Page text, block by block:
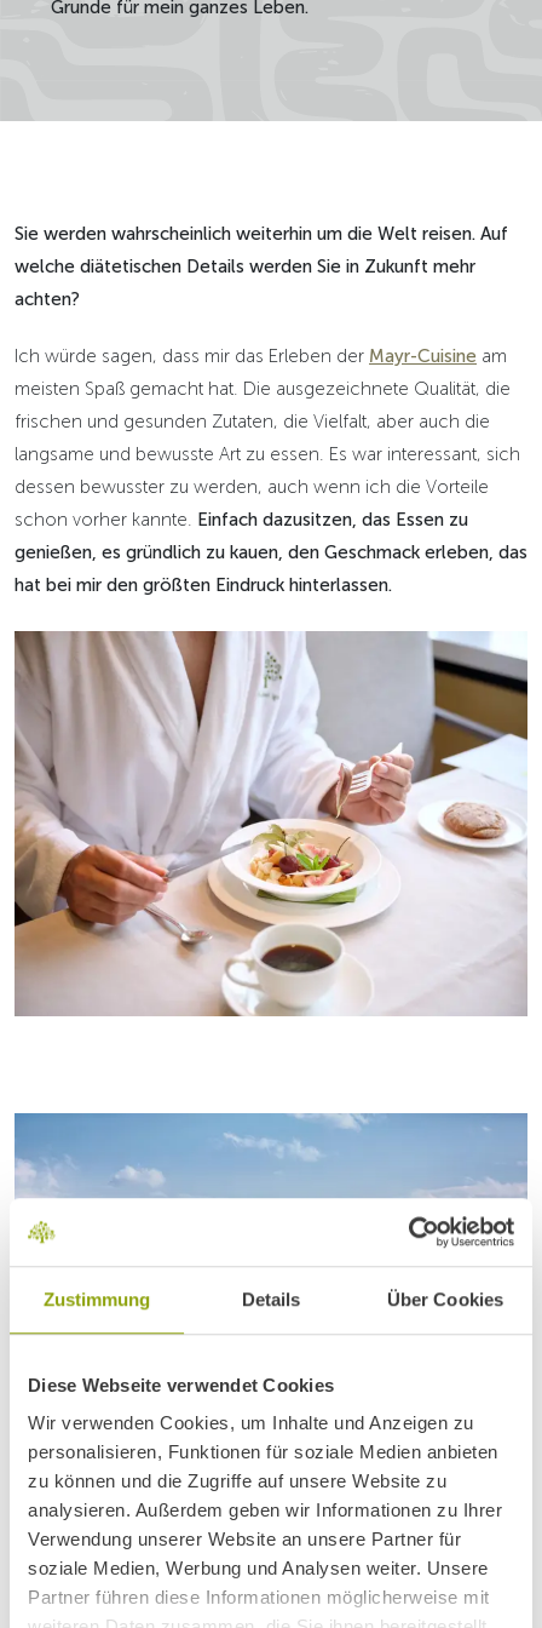
Zustimmung Details Über Cookies
Diese Webseite verwendet Cookies
Wir verwenden Cookies, um Inhalte und Anzeigen zu
personalisieren, Funktionen für soziale Medien anbieten
zu können und die Zugriffe auf unsere Website zu
analysieren. Außerdem geben wir Informationen zu Ihrer
Verwendung unserer Website an unsere Partner für
soziale Medien, Werbung und Analysen weiter. Unsere
Partner führen diese Informationen möglicherweise mit
Grunde für mein ganzes Leben.
Sie werden wahrscheinlich weiterhin um die Welt reisen. Auf
welche diätetischen Details werden Sie in Zukunft mehr
achten?
Ich würde sagen, dass mir das Erleben der Mayr-Cuisine am
meisten Spaß gemacht hat. Die ausgezeichnete Qualität, die
frischen und gesunden Zutaten, die Vielfalt, aber auch die
langsame und bewusste Art zu essen. Es war interessant, sich
dessen bewusster zu werden, auch wenn ich die Vorteile
schon vorher kannte. Einfach dazusitzen, das Essen zu
genießen, es gründlich zu kauen, den Geschmack erleben, das
hat bei mir den größten Eindruck hinterlassen.
Welche Orte & Erlebnisse in der Umgebung von Igls &
Innsbruck haben Sie fasziniert?